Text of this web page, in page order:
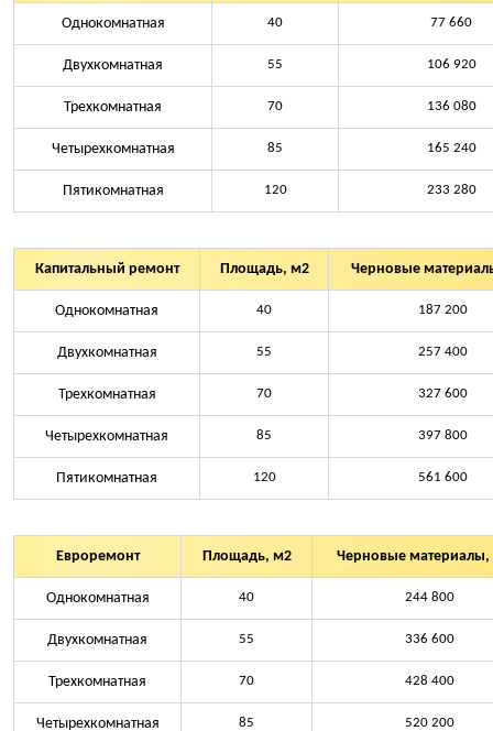
Однокомнатная 40 77 660
Двухкомнатная 55 106 920
Трехкомнатная 70 136 080
Четырехкомнатная 85 165 240
Пятикомнатная 120 233 280
Капитальный ремонт Площадь, м2 Черновые
Однокомнатная 40 187 200
Двухкомнатная 55 257 400
Трехкомнатная 70 327 600
Четырехкомнатная 85 397 800
Пятикомнатная 120 561 600
Евроремонт Площадь, м2 Черновые материалы,
Однокомнатная 40 244 800
Двухкомнатная 55 336 600
Трехкомнатная 70 428 400
Четырехкомнатная 85 520 200